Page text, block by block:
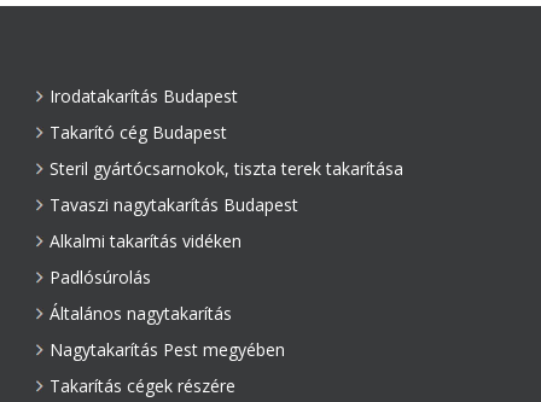
Irodatakarítás Budapest
Takarító cég Budapest
Steril gyártócsarnokok, tiszta terek takarítása
Tavaszi nagytakarítás Budapest
Alkalmi takarítás vidéken
Padlósúrolás
Általános nagytakarítás
Nagytakarítás Pest megyében
Takarítás cégek részére